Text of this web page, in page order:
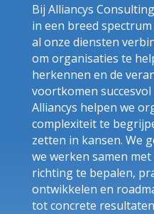
Bij Alliancys
in een breed
al onze diensten
om organisaties te
herkennen en de
voortkomen
Alliancys helpen we
complexiteit te
zetten in kansen. We
we werken samen
richting te bepalen,
ontwikkelen en
tot concrete